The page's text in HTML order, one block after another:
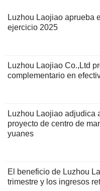
Luzhou Laojiao aprueba
ejercicio 2025
Luzhou Laojiao Co.,Ltd
complementario en
Luzhou Laojiao adjudica
proyecto de centro de
yuanes
El beneficio de Luzhou
trimestre y los ingresos